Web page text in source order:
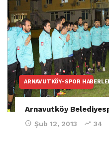
ARNAVUTKÖY-SPOR
Arnavutköy
Şub 12, 2013 34